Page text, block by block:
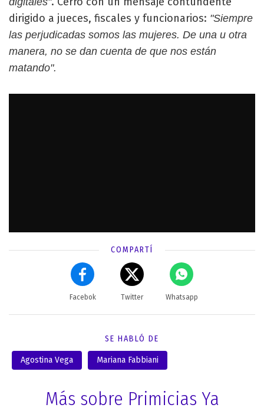
dirigido a jueces, fiscales y funcionarios: "Siempre
las perjudicadas somos las mujeres. De una u otra
manera, no se dan cuenta de que nos están
matando".
COMPARTÍ
Facebok Twitter Whatsapp
SE HABLÓ DE
Agostina Vega Mariana Fabbiani
Más sobre Primicias Ya